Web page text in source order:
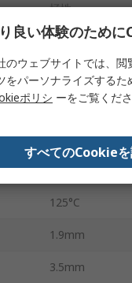
極性
2.1Ω
なし
-10%
表面実装
-55°C
125°C
1.9mm
3.5mm
良い体験のため
のウェブサイトでは、
をパーソナライズする
ポリシ ーをご覧くださ
すべてのCookie